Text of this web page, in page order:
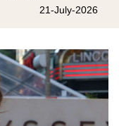
21-July-2026